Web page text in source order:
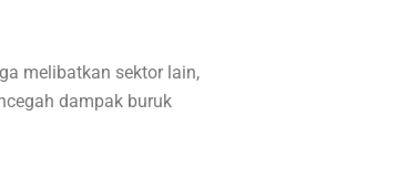
melibatkan sektor lain,
dampak buruk